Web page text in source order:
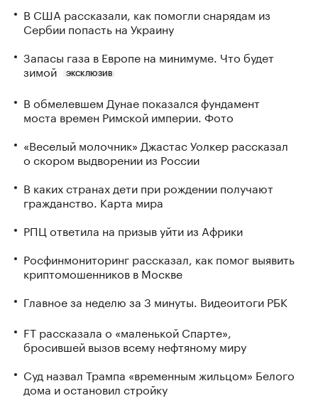
В США рассказали, как помогли снарядам из
Сербии попасть на Украину
Запасы газа в Европе на минимуме. Что будет
зимой
ЭКСКЛЮЗИВ
В обмелевшем Дунае показался фундамент
моста времен Римской империи. Фото
«Веселый молочник» Джастас Уолкер рассказал
о скором выдворении из России
В каких странах дети при рождении получают
гражданство. Карта мира
РПЦ ответила на призыв уйти из Африки
Росфинмониторинг рассказал, как помог выявить
криптомошенников в Москве
Главное за неделю за 3 минуты. Видеоитоги РБК
FT рассказала о «маленькой Спарте»,
бросившей вызов всему нефтяному миру
Суд назвал Трампа «временным жильцом» Белого
дома и остановил стройку